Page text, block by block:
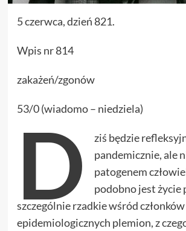
5 czerwca, dzień 821.
Wpis nr 814
zakażeń/zgonów
53/0 (wiadomo – niedziela)
D
ziś będzie
pandemicznie, ale
patogenem
podobno jest życie
szczególnie rzadkie wśród
epidemiologicznych plemion, z